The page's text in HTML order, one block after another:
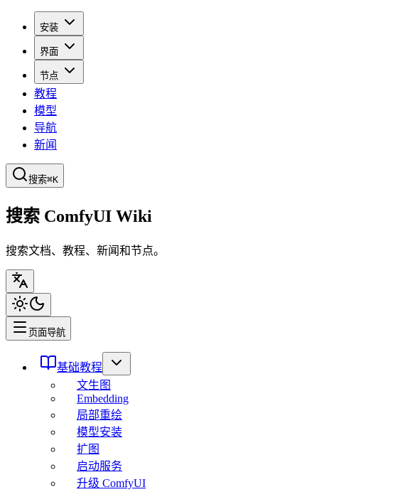
安装
界面
节点
教程
模型
导航
新闻
搜索⌘K
搜索 ComfyUI Wiki
搜索文档、教程、新闻和节点。
页面导航
基础教程
文生图
Embedding
局部重绘
模型安装
扩图
启动服务
升级 ComfyUI